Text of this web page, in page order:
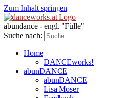
Zum Inhalt springen
abundance - engl. "Fülle"
Suche nach:
Home
DANCEworks!
abunDANCE
abunDANCE
Lisa Moser